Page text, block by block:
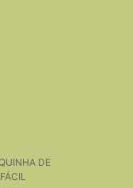
DE